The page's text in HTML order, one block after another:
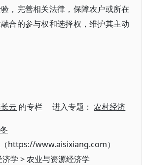
，完善相关法律，保障农户或所在
合的参与权和选择权，维护其主动
云 的专栏 进入专题：农村经济
https://www.aisixiang.com）
济学 >农业与资源经济学